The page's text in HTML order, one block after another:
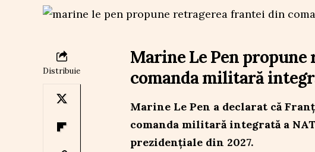
Distribuie
Marine Le Pen
comanda militară
Marine Le Pen a declarat că
comanda militară integrată a
prezidențiale din 2027.